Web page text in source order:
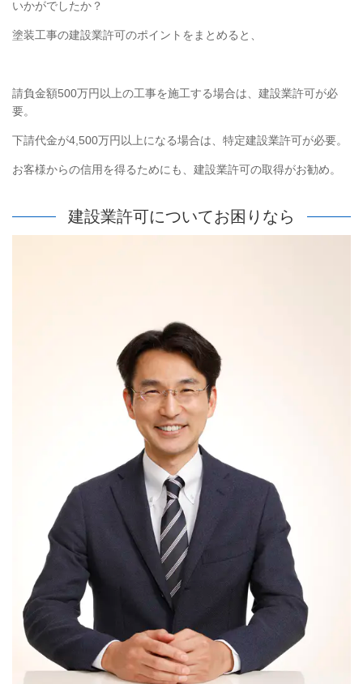
いかがでしたか？
塗装工事の建設業許可のポイントをまとめると、
請負金額500万円以上の工事を施工する場合は、建設業許可が必
要。
下請代金が4,500万円以上になる場合は、特定建設業許可が必要。
お客様からの信用を得るためにも、建設業許可の取得がお勧め。
建設業許可についてお困りなら